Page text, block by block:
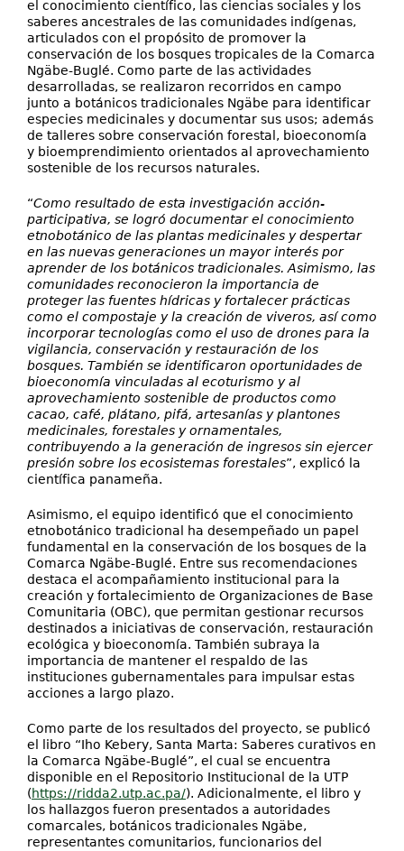
el conocimiento científico, las ciencias sociales y los
saberes ancestrales de las comunidades indígenas,
articulados con el propósito de promover la
conservación de los bosques tropicales de la Comarca
Ngäbe-Buglé. Como parte de las actividades
desarrolladas, se realizaron recorridos en campo
junto a botánicos tradicionales Ngäbe para identificar
especies medicinales y documentar sus usos; además
de talleres sobre conservación forestal, bioeconomía
y bioemprendimiento orientados al aprovechamiento
sostenible de los recursos naturales.
“Como resultado de esta investigación acción-
participativa, se logró documentar el conocimiento
etnobotánico de las plantas medicinales y despertar
en las nuevas generaciones un mayor interés por
aprender de los botánicos tradicionales. Asimismo, las
comunidades reconocieron la importancia de
proteger las fuentes hídricas y fortalecer prácticas
como el compostaje y la creación de viveros, así como
incorporar tecnologías como el uso de drones para la
vigilancia, conservación y restauración de los
bosques. También se identificaron oportunidades de
bioeconomía vinculadas al ecoturismo y al
aprovechamiento sostenible de productos como
cacao, café, plátano, pifá, artesanías y plantones
medicinales, forestales y ornamentales,
contribuyendo a la generación de ingresos sin ejercer
presión sobre los ecosistemas forestales”, explicó la
científica panameña.
Asimismo, el equipo identificó que el conocimiento
etnobotánico tradicional ha desempeñado un papel
fundamental en la conservación de los bosques de la
Comarca Ngäbe-Buglé. Entre sus recomendaciones
destaca el acompañamiento institucional para la
creación y fortalecimiento de Organizaciones de Base
Comunitaria (OBC), que permitan gestionar recursos
destinados a iniciativas de conservación, restauración
ecológica y bioeconomía. También subraya la
importancia de mantener el respaldo de las
instituciones gubernamentales para impulsar estas
acciones a largo plazo.
Como parte de los resultados del proyecto, se publicó
el libro “Iho Kebery, Santa Marta: Saberes curativos en
la Comarca Ngäbe-Buglé”, el cual se encuentra
disponible en el Repositorio Institucional de la UTP
(https://ridda2.utp.ac.pa/). Adicionalmente, el libro y
los hallazgos fueron presentados a autoridades
comarcales, botánicos tradicionales Ngäbe,
representantes comunitarios, funcionarios del